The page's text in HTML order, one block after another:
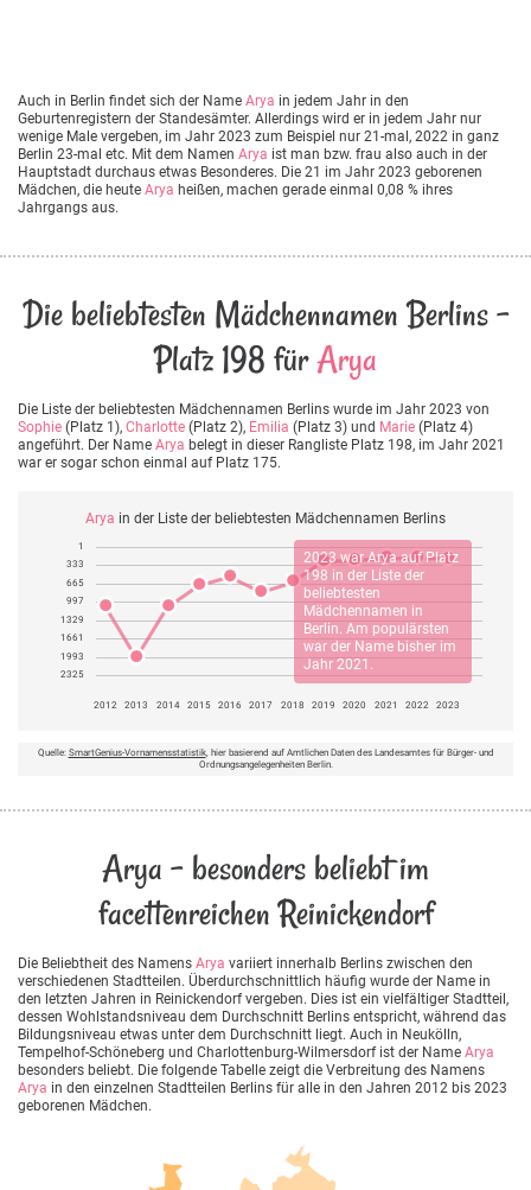
Auch in Berlin findet sich der Name Arya in jedem Jahr in den
Geburtenregistern der Standesämter. Allerdings wird er in jedem Jahr nur
wenige Male vergeben, im Jahr 2023 zum Beispiel nur 21-mal, 2022 in ganz
Berlin 23-mal etc. Mit dem Namen Arya ist man bzw. frau also auch in der
Hauptstadt durchaus etwas Besonderes. Die 21 im Jahr 2023 geborenen
Mädchen, die heute Arya heißen, machen gerade einmal 0,08 % ihres
Jahrgangs aus.
Die beliebtesten Mädchennamen Berlins -
Platz 198 fürArya
Die Liste der beliebtesten Mädchennamen Berlins wurde im Jahr 2023 von
Sophie (Platz 1), Charlotte (Platz 2), Emilia (Platz 3) und Marie (Platz 4)
angeführt. Der Name Arya belegt in dieser Rangliste Platz 198, im Jahr 2021
war er sogar schon einmal auf Platz 175.
Arya in der Liste der beliebtesten Mädchennamen Berlins
2023 warAryaauf Platz
198 in der Liste der
beliebtesten
Mädchennamen in
Berlin. Am populärsten
war der Name bisher im
Jahr 2021.
1
333
665
997
1329
1661
1993
2325
2012 2013 2014 2015 2016 2017 2018 2019 2020 2021 2022 2023
Quelle: SmartGenius-Vornamensstatistik, hier basierend auf Amtlichen Daten des Landesamtes für Bürger- und
Ordnungsangelegenheiten Berlin.
Arya - besonders beliebt im
facettenreichen Reinickendorf
Die Beliebtheit des Namens Arya variiert innerhalb Berlins zwischen den
verschiedenen Stadtteilen. Überdurchschnittlich häufig wurde der Name in
den letzten Jahren in Reinickendorf vergeben. Dies ist ein vielfältiger Stadtteil,
dessen Wohlstandsniveau dem Durchschnitt Berlins entspricht, während das
Bildungsniveau etwas unter dem Durchschnitt liegt. Auch in Neukölln,
Tempelhof-Schöneberg und Charlottenburg-Wilmersdorf ist der Name Arya
besonders beliebt. Die folgende Tabelle zeigt die Verbreitung des Namens
Arya in den einzelnen Stadtteilen Berlins für alle in den Jahren 2012 bis 2023
geborenen Mädchen.